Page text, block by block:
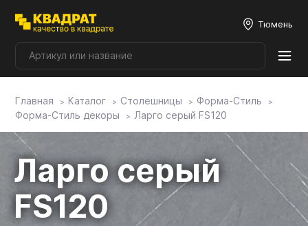
Тюмень
Плитные материалы
Фурнитура
Столешницы
Главная Каталог Столешницы
Форма-Стиль
Форма-Стиль декоры
Ларго серый FS120
Ларго серый
FS120